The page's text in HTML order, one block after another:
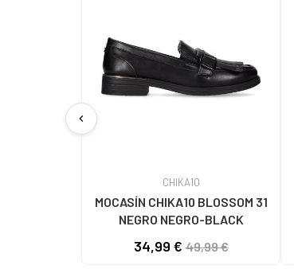
chevron_left
CHIKA10
MOCASÍN CHIKA10 BLOSSOM 31
NEGRO NEGRO-BLACK
34,99 €49,99 €